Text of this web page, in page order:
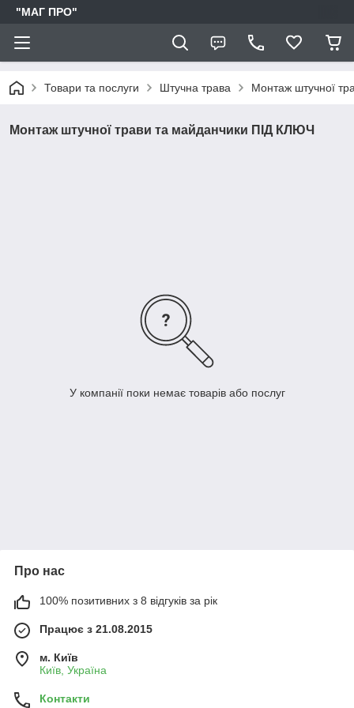
"МАГ ПРО"
Товари та послуги Штучна трава Монтаж штучної
Монтаж штучної трави та майданчики ПІД КЛЮЧ
У компанії поки немає товарів або послуг
Про нас
100% позитивних з 8 відгуків за рік
Працює з 21.08.2015
м. Київ
Київ, Україна
Контакти